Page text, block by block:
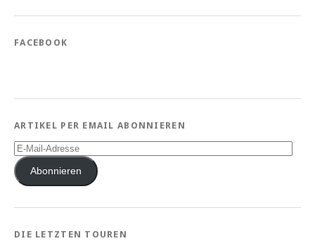
FACEBOOK
ARTIKEL PER EMAIL ABONNIEREN
E-
Mail-
AdresseAbonnieren
DIE LETZTEN TOUREN